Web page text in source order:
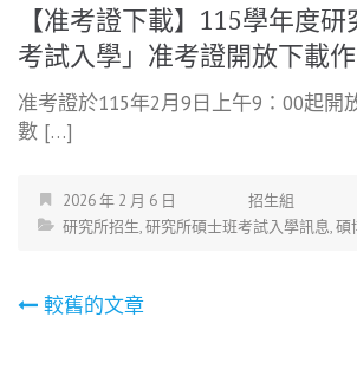
【准考證下載】115學年度
考試入學」准考證開放下載
准考證於115年2月9日上午9：00起開
數 […]
2026 年 2 月 6 日
招生組
研究所招生,研究所碩士班考試入學訊息,碩
文較舊的文章